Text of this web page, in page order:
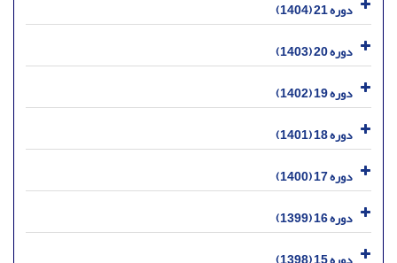
دوره 21 (1404)
دوره 20 (1403)
دوره 19 (1402)
دوره 18 (1401)
دوره 17 (1400)
دوره 16 (1399)